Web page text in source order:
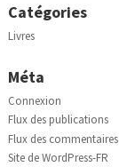
Catégories
Livres
Méta
Connexion
Flux des publications
Flux des commentaires
Site de WordPress-FR